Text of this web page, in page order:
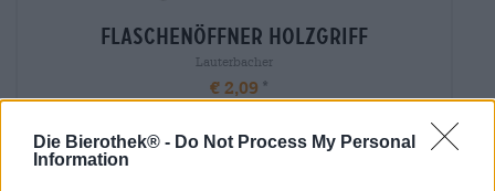
Die Bierothek® - Do Not Process My Personal
Information
flaschenöffner holzgriff
Lauterbacher
€ 2,09